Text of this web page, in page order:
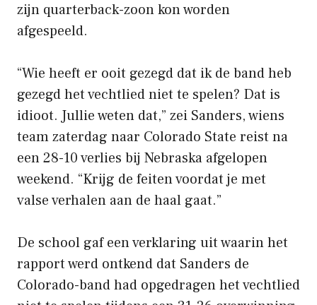
zijn quarterback-zoon kon worden
afgespeeld.
“Wie heeft er ooit gezegd dat ik de band heb
gezegd het vechtlied niet te spelen? Dat is
idioot. Jullie weten dat,” zei Sanders, wiens
team zaterdag naar Colorado State reist na
een 28-10 verlies bij Nebraska afgelopen
weekend. “Krijg de feiten voordat je met
valse verhalen aan de haal gaat.”
De school gaf een verklaring uit waarin het
rapport werd ontkend dat Sanders de
Colorado-band had opgedragen het vechtlied